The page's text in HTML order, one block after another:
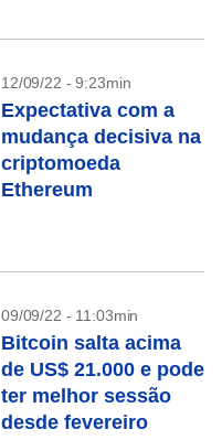
12/09/22 - 9:23min
Expectativa com a
mudança decisiva na
criptomoeda
Ethereum
09/09/22 - 11:03min
Bitcoin salta acima
de US$ 21.000 e pode
ter melhor sessão
desde fevereiro